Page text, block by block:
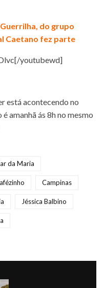
do grupo
Caetano fez parte
youtubewd]
está acontecendo no
amanhã ás 8h no mesmo
da Maria
Campinas
Jéssica Balbino